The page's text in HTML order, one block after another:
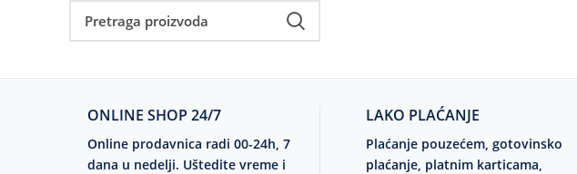
ONLINE SHOP 24/7
Online prodavnica radi 00-24h, 7
dana u nedelji. Uštedite vreme i
LAKO PLAĆANJE
Plaćanje pouzećem, gotovinsko
plaćanje, platnim karticama,